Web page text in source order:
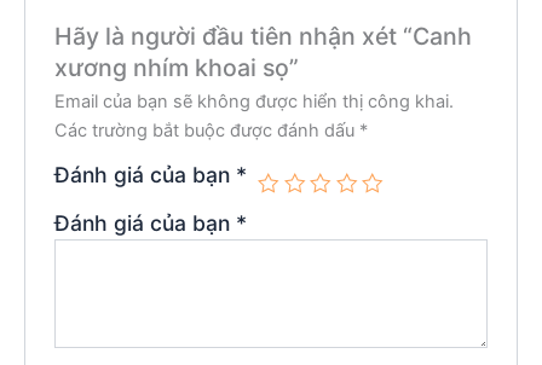
Hãy là người đầu tiên nhận xét “Canh
xương nhím khoai sọ”
Email của bạn sẽ không được hiển thị công khai.
Các trường bắt buộc được đánh dấu *
Đánh giá của bạn *
Đánh giá của bạn *